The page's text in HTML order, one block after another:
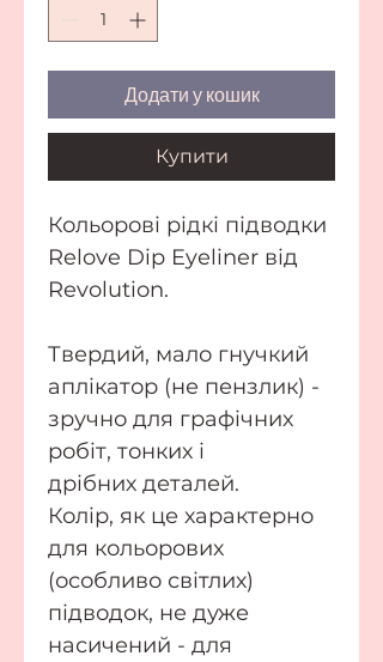
Додати у кошик
Купити
Кольорові рідкі підводки
Relove Dip Eyeliner від
Revolution.
Твердий, мало гнучкий
аплікатор (не пензлик) -
зручно для графічних
робіт, тонких і
дрібних деталей.
Колір, як це характерно
для кольорових
(особливо світлих)
підводок, не дуже
насичений - для